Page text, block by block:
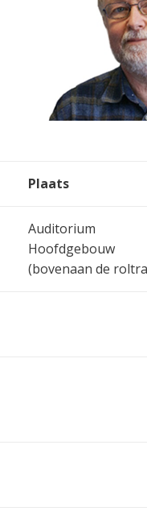
Plaats
Auditorium
Hoofdgebouw
(bovenaan de